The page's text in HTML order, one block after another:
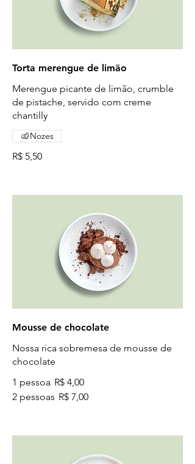
Torta merengue de limão
Merengue picante de limão, crumble
de pistache, servido com creme
chantilly
R$ 5,50
Nozes
Mousse de chocolate
Nossa rica sobremesa de mousse de
chocolate
1 pessoa R$ 4,00
2 pessoas R$ 7,00